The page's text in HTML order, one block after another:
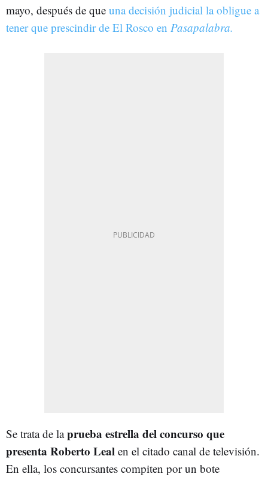
mayo, después de que una decisión judicial la obligue a
tener que prescindir de El Rosco en Pasapalabra.
Se trata de laprueba estrella del concurso que
presenta Roberto Leal en el citado canal de televisión.
En ella, los concursantes compiten por un bote